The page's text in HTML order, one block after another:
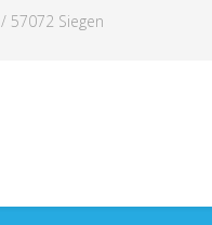
/ 57072 Siegen